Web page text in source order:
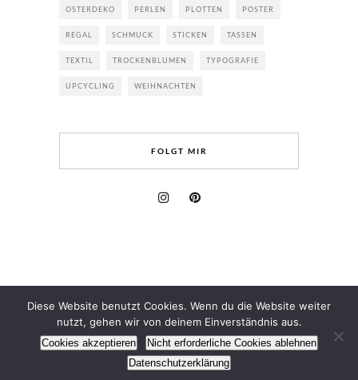
OSTERDEKO PERLEN PLOTTEN POSTER
REGAL SCHMUCK STICKEN TASSEN
TEXTIL TROCKENBLUMEN TYPOGRAFIE
UPCYCLING WEIHNACHTEN
FOLGT MIR
(C) 2025 - All Rights Reserved.
Diese Website benutzt Cookies. Wenn du die Website weiter
nutzt, gehen wir von deinem Einverständnis aus.
Cookies akzeptieren
Nicht erforderliche Cookies ablehnen
Datenschutzerklärung